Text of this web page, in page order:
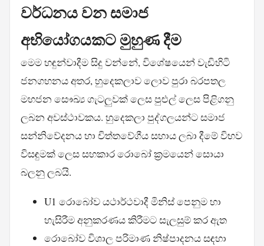
වර්ධනය වන සමාජ
අභියෝගයකට මුහුණ දීම
මෙම හඳුන්වාදීම සිදු වන්නේ, විශේෂයෙන් වැඩිහිටි
ජනගහනය අතර, හුදෙකලාව ලොව පුරා බරපතල
මහජන සෞඛ්‍ය ගැටලුවක් ලෙස පුළුල් ලෙස පිළිගනු
ලබන අවස්ථාවකය. හුදෙකලා පුද්ගලයන්ට සමාජ
සන්නිවේදනය හා චිත්තවේගීය සහාය ලබා දීමේ විභව
විසඳුමක් ලෙස සහකාර රොබෝ ක්‍රමයෙන් සොයා
බලනු ලබයි.
U1 රොබෝව යථාර්ථවාදී මිනිස් පෙනුම හා
හැසිරීම අනුකරණය කිරීමට සැලසුම් කර ඇත
රොබෝව විශාල පරිමාණ නිෂ්පාදනය සඳහා